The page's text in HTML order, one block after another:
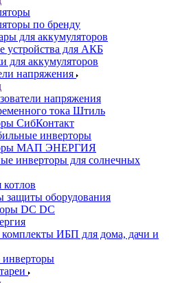
по бренду
для аккумуляторов
устройства для АКБ
для аккумуляторов
напряжения
напряжения
тока Штиль
СибКонтакт
инверторы
МАП ЭНЕРГИЯ
инверторы для солнечных
защиты оборудования
DC DC
комплекты ИБП для дома, дачи и
инверторы